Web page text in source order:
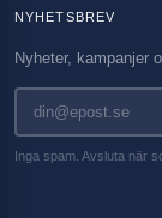
NYHETSBREV
Nyheter, kampanjer
Inga spam. Avsluta när